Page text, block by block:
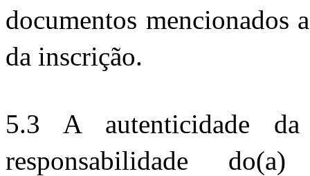
documentos mencionados
da inscrição.
5.3 A autenticidade
responsabilidade